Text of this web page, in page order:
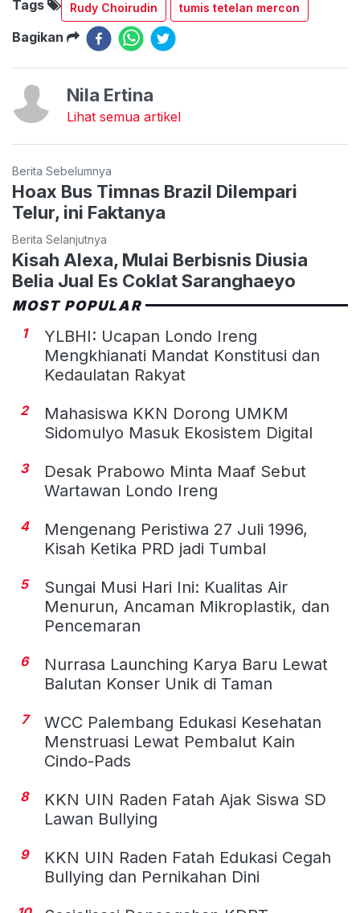
Tags Rudy Choirudin tumis tetelan mercon
Bagikan
Nila Ertina
Lihat semua artikel
Berita Sebelumnya
Hoax Bus Timnas Brazil Dilempari
Telur, ini Faktanya
Berita Selanjutnya
Kisah Alexa, Mulai Berbisnis Diusia
Belia Jual Es Coklat Saranghaeyo
MOST POPULAR
1
YLBHI: Ucapan Londo Ireng
Mengkhianati Mandat Konstitusi dan
Kedaulatan Rakyat
2
Mahasiswa KKN Dorong UMKM
Sidomulyo Masuk Ekosistem Digital
3
Desak Prabowo Minta Maaf Sebut
Wartawan Londo Ireng
4
Mengenang Peristiwa 27 Juli 1996,
Kisah Ketika PRD jadi Tumbal
5
Sungai Musi Hari Ini: Kualitas Air
Menurun, Ancaman Mikroplastik, dan
Pencemaran
6
Nurrasa Launching Karya Baru Lewat
Balutan Konser Unik di Taman
7
WCC Palembang Edukasi Kesehatan
Menstruasi Lewat Pembalut Kain
Cindo-Pads
8
KKN UIN Raden Fatah Ajak Siswa SD
Lawan Bullying
9
KKN UIN Raden Fatah Edukasi Cegah
Bullying dan Pernikahan Dini